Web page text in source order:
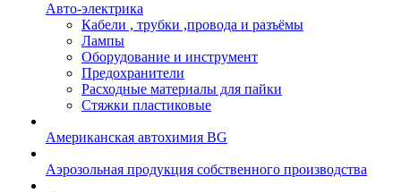
Авто-электрика
Кабели , трубки ,провода и разъёмы
Лампы
Оборудование и инструмент
Предохранители
Расходные материалы для пайки
Стяжки пластиковые
Американская автохимия BG
Аэрозольная продукция собственного производства